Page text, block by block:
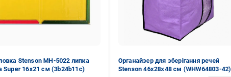
Stenson MH-5022 липка
Super 16х21 см (3b24b11c)
Органайзер для зберігання речей
Stenson 46х28х48 см (WHW64803-42)